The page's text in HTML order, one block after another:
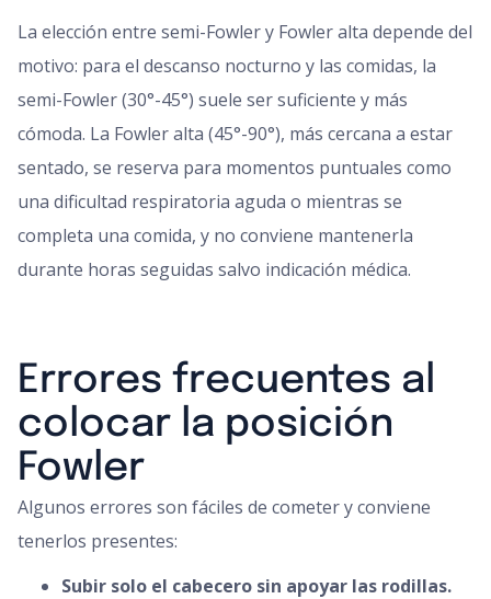
La elección entre semi-Fowler y Fowler alta depende del
motivo: para el descanso nocturno y las comidas, la
semi-Fowler (30°-45°) suele ser suficiente y más
cómoda. La Fowler alta (45°-90°), más cercana a estar
sentado, se reserva para momentos puntuales como
una dificultad respiratoria aguda o mientras se
completa una comida, y no conviene mantenerla
durante horas seguidas salvo indicación médica.
Errores frecuentes al
colocar la posición
Fowler
Algunos errores son fáciles de cometer y conviene
tenerlos presentes:
Subir solo el cabecero sin apoyar las rodillas.